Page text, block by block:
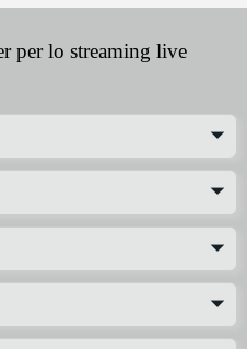
per lo streaming live